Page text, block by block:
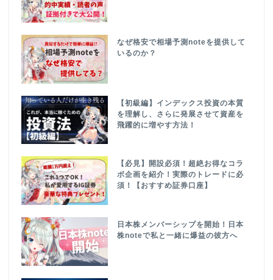
なぜ格安で相場予測noteを提供して
いるのか？
【初級編】インデックス投資の本質
を理解し、さらに発展させて資産を
飛躍的に増やす方法！
【必見】開設必須！超絶お得なコラ
ボ企画を紹介！実際のトレードに必
須！【おすすめ証券口座】
日本株メンバーシップを開始！日本
株noteで私と一緒に爆益の彼方へ